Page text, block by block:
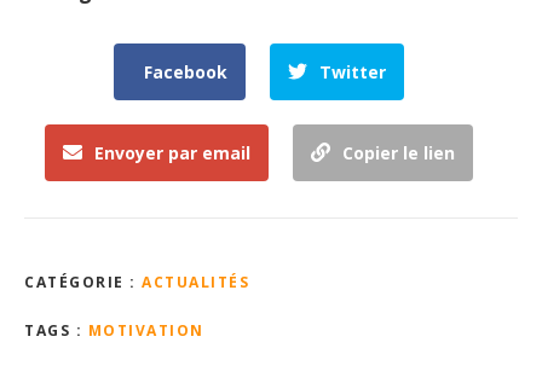
Facebook Twitter
Envoyer par email Copier le lien
CATÉGORIE : ACTUALITÉS
TAGS : MOTIVATION